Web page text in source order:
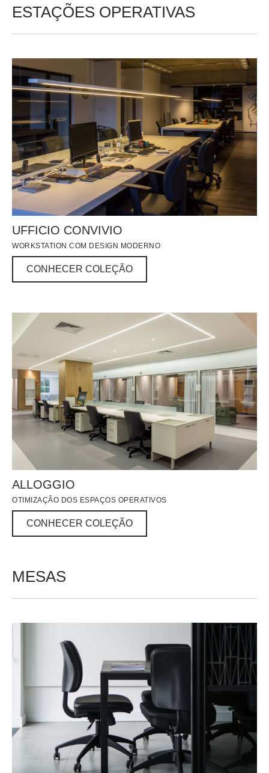
ESTAÇÕES OPERATIVAS
UFFICIO CONVIVIO
WORKSTATION COM DESIGN MODERNO
CONHECER COLEÇÃO
CONHECER COLEÇÃO
ALLOGGIO
OTIMIZAÇÃO DOS ESPAÇOS OPERATIVOS
CONHECER COLEÇÃO
CONHECER COLEÇÃO
MESAS